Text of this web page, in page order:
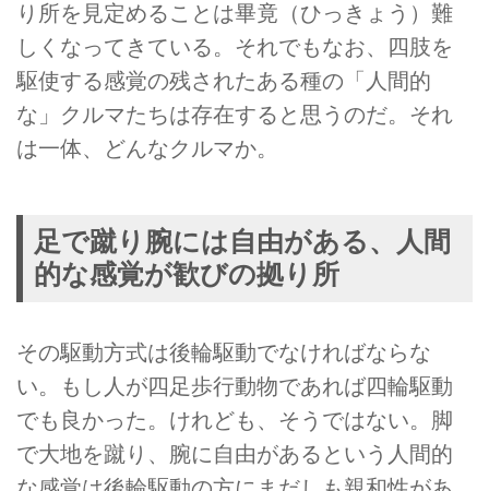
り所を見定めることは畢竟（ひっきょう）難
しくなってきている。それでもなお、四肢を
駆使する感覚の残されたある種の「人間的
な」クルマたちは存在すると思うのだ。それ
は一体、どんなクルマか。
足で蹴り腕には自由がある、人間
的な感覚が歓びの拠り所
その駆動方式は後輪駆動でなければならな
い。もし人が四足歩行動物であれば四輪駆動
でも良かった。けれども、そうではない。脚
で大地を蹴り、腕に自由があるという人間的